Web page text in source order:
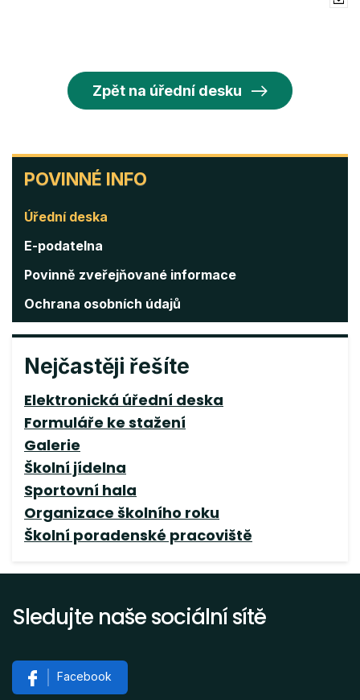
POVINNÉ
INFO
POVINNÉ INFO
Úřední deska
E-podatelna
Povinně zveřejňované informace
Ochrana osobních údajů
Nejčastěji řešíte
Elektronická úřední deska
Formuláře ke stažení
Galerie
Školní jídelna
Sportovní hala
Organizace školního roku
Školní poradenské pracoviště
Zpět na úřední desku
Sledujte naše sociální sítě
Facebook